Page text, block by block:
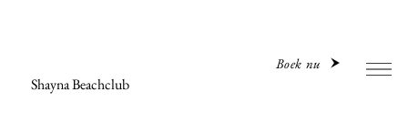
Shayna Beachclub
Boek nu